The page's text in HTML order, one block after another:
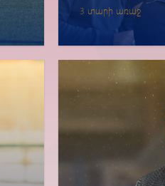
3 տարի առաջ